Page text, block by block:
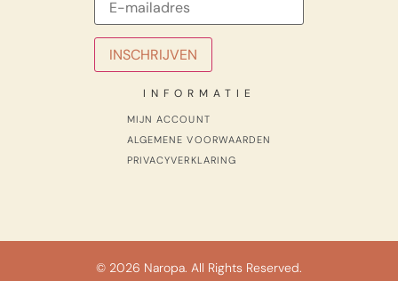
INFORMATIE
MIJN ACCOUNT
ALGEMENE VOORWAARDEN
PRIVACYVERKLARING
© 2026 Naropa. All Rights Reserved.